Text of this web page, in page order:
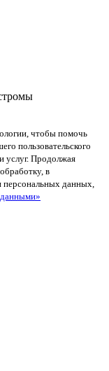
чтобы помочь
пользовательского
услуг. Продолжая
в
персональных данных,